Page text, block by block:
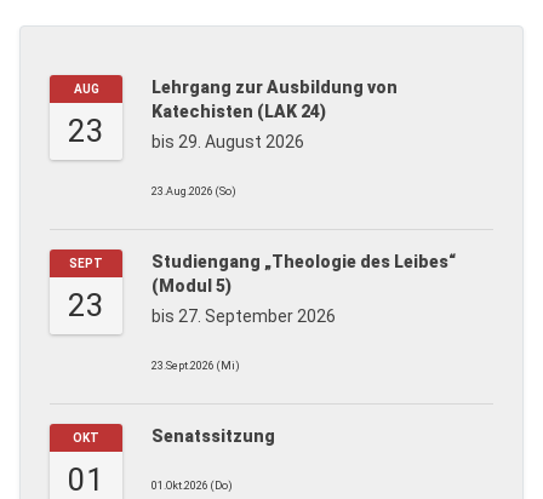
AUG
23
Lehrgang zur Ausbildung von
Katechisten (LAK 24)
bis 29. August 2026
23.Aug.2026 (So)
SEPT
23
Studiengang „Theologie des Leibes“
(Modul 5)
bis 27. September 2026
23.Sept.2026 (Mi)
OKT
01
Senatssitzung
01.Okt.2026 (Do)